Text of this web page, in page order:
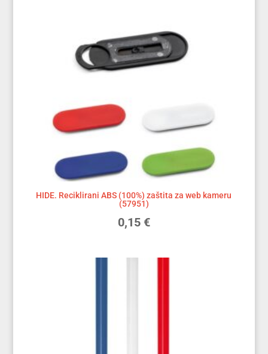
HIDE. Reciklirani ABS (100%) zaštita za web kameru
(57951)
0,15 €